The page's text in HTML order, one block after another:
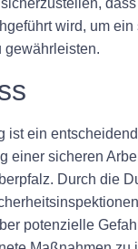
wird, um ein
gewährleisten.
ist ein
einer sicheren
Durch die
potenzielle